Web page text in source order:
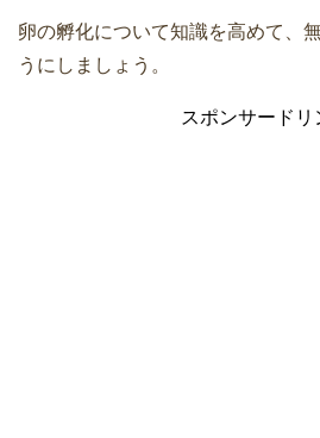
卵の孵化について知識を高めて、
うにしましょう。
スポンサードリ